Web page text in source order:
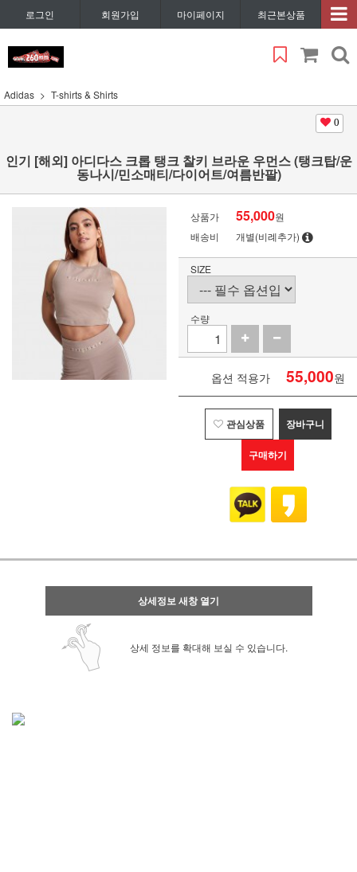
로그인 회원가입 마이페이지 최근본상품
Adidas T-shirts & Shirts
0
인기 [해외] 아디다스 크롭 탱크 찰키 브라운 우먼스 (탱크탑/운
동나시/민소매티/다이어트/여름반팔)
상품가 55,000원
배송비
개별(비례추가)
SIZE
수량
옵션 적용가 55,000원
관심상품 장바구니
구매하기
상세정보 새창 열기
상세 정보를 확대해 보실 수 있습니다.